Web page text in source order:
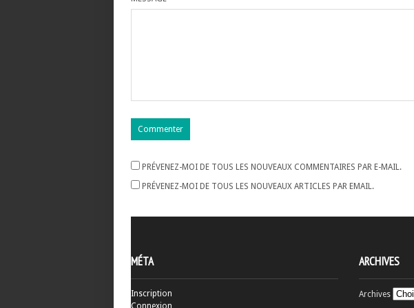
PRÉVENEZ-MOI DE TOUS LES NOUVEAUX COMMENTAIRES PAR E-MAIL.
PRÉVENEZ-MOI DE TOUS LES NOUVEAUX ARTICLES PAR EMAIL.
MÉTA
Inscription
Connexion
ARCHIVES
Archives